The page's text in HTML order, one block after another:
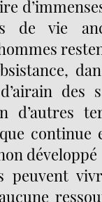
de vie
des
d’autres
développé
peuvent